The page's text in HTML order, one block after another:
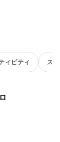
ィビティ ス